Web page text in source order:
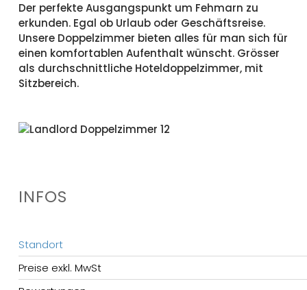
Der perfekte Ausgangspunkt um Fehmarn zu
erkunden. Egal ob Urlaub oder Geschäftsreise.
Unsere Doppelzimmer bieten alles für man sich für
einen komfortablen Aufenthalt wünscht. Grösser
als durchschnittliche Hoteldoppelzimmer, mit
Sitzbereich.
INFOS
Standort
Preise exkl. MwSt